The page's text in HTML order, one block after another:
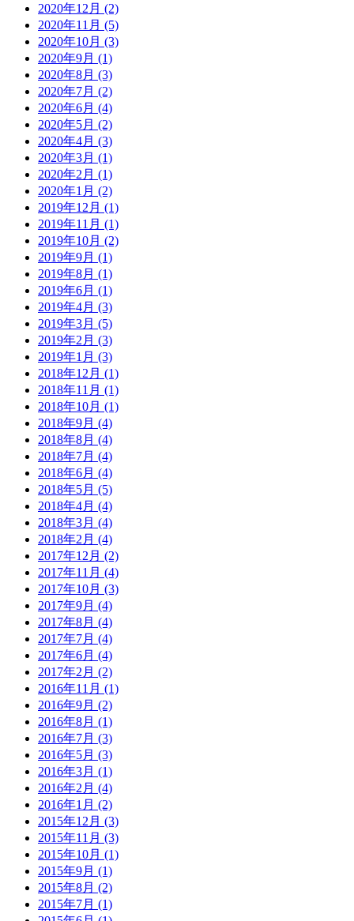
2020年12月 (2)
2020年11月 (5)
2020年10月 (3)
2020年9月 (1)
2020年8月 (3)
2020年7月 (2)
2020年6月 (4)
2020年5月 (2)
2020年4月 (3)
2020年3月 (1)
2020年2月 (1)
2020年1月 (2)
2019年12月 (1)
2019年11月 (1)
2019年10月 (2)
2019年9月 (1)
2019年8月 (1)
2019年6月 (1)
2019年4月 (3)
2019年3月 (5)
2019年2月 (3)
2019年1月 (3)
2018年12月 (1)
2018年11月 (1)
2018年10月 (1)
2018年9月 (4)
2018年8月 (4)
2018年7月 (4)
2018年6月 (4)
2018年5月 (5)
2018年4月 (4)
2018年3月 (4)
2018年2月 (4)
2017年12月 (2)
2017年11月 (4)
2017年10月 (3)
2017年9月 (4)
2017年8月 (4)
2017年7月 (4)
2017年6月 (4)
2017年2月 (2)
2016年11月 (1)
2016年9月 (2)
2016年8月 (1)
2016年7月 (3)
2016年5月 (3)
2016年3月 (1)
2016年2月 (4)
2016年1月 (2)
2015年12月 (3)
2015年11月 (3)
2015年10月 (1)
2015年9月 (1)
2015年8月 (2)
2015年7月 (1)